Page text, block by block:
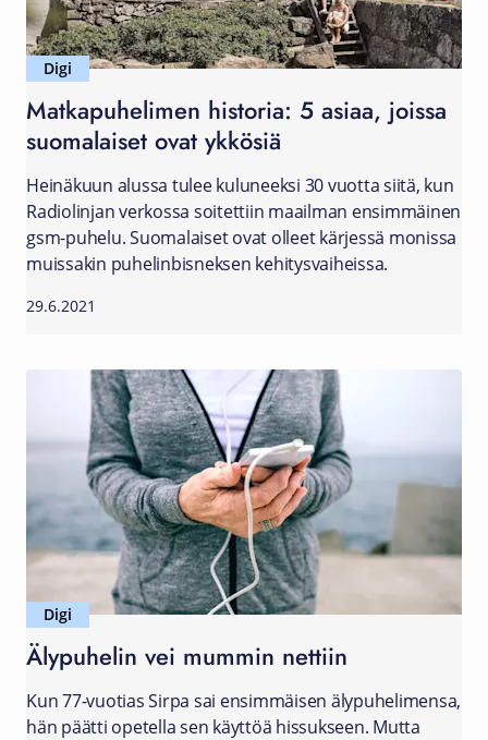
Digi
Matkapuhelimen historia: 5 asiaa, joissa
suomalaiset ovat ykkösiä
Heinäkuun alussa tulee kuluneeksi 30 vuotta siitä, kun
Radiolinjan verkossa soitettiin maailman ensimmäinen
gsm-puhelu. Suomalaiset ovat olleet kärjessä monissa
muissakin puhelinbisneksen kehitysvaiheissa.
29.6.2021
Digi
Älypuhelin vei mummin nettiin
Kun 77-vuotias Sirpa sai ensimmäisen älypuhelimensa,
hän päätti opetella sen käyttöä hissukseen. Mutta